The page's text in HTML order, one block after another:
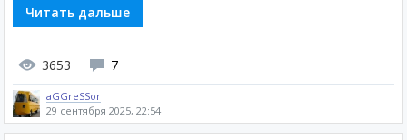
Читать дальше
3653 7
aGGreSSor
29 сентября 2025, 22:54